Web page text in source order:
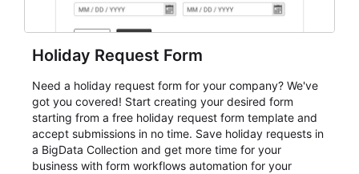
Holiday Request Form
Need a holiday request form for your company? We've
got you covered! Start creating your desired form
starting from a free holiday request form template and
accept submissions in no time. Save holiday requests in
a BigData Collection and get more time for your
business with form workflows automation for your